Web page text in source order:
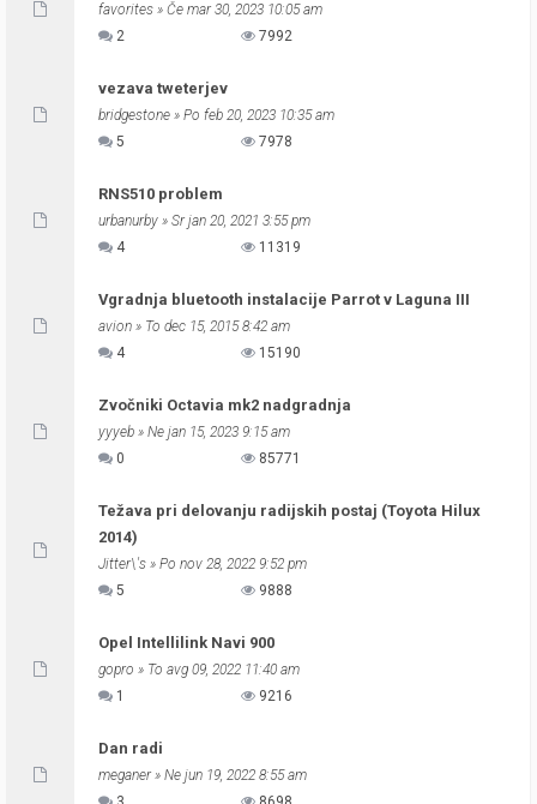
favorites » Če mar 30, 2023 10:05 am
2
7992
vezava tweterjev
bridgestone » Po feb 20, 2023 10:35 am
5
7978
RNS510 problem
urbanurby » Sr jan 20, 2021 3:55 pm
4
11319
Vgradnja bluetooth instalacije Parrot v Laguna III
avion » To dec 15, 2015 8:42 am
4
15190
Zvočniki Octavia mk2 nadgradnja
yyyeb » Ne jan 15, 2023 9:15 am
0
85771
Težava pri delovanju radijskih postaj (Toyota Hilux
2014)
Jitter\'s » Po nov 28, 2022 9:52 pm
5
9888
Opel Intellilink Navi 900
gopro » To avg 09, 2022 11:40 am
1
9216
Dan radi
meganer» Ne jun 19, 2022 8:55 am